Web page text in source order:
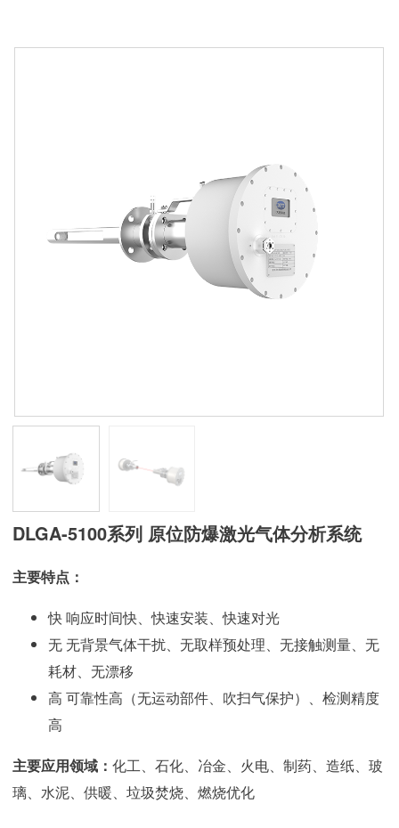
DLGA-5100系列 原位防爆激光气体分析系统
主要特点：
快 响应时间快、快速安装、快速对光
无 无背景气体干扰、无取样预处理、无接触测量、无
耗材、无漂移
高 可靠性高（无运动部件、吹扫气保护）、检测精度
高
主要应用领域：化工、石化、冶金、火电、制药、造纸、玻
璃、水泥、供暖、垃圾焚烧、燃烧优化